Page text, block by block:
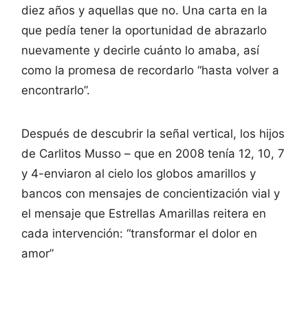
diez años y aquellas que no. Una carta en la
que pedía tener la oportunidad de abrazarlo
nuevamente y decirle cuánto lo amaba, así
como la promesa de recordarlo “hasta volver a
encontrarlo”.
Después de descubrir la señal vertical, los hijos
de Carlitos Musso – que en 2008 tenía 12, 10, 7
y 4-enviaron al cielo los globos amarillos y
bancos con mensajes de concientización vial y
el mensaje que Estrellas Amarillas reitera en
cada intervención: “transformar el dolor en
amor”